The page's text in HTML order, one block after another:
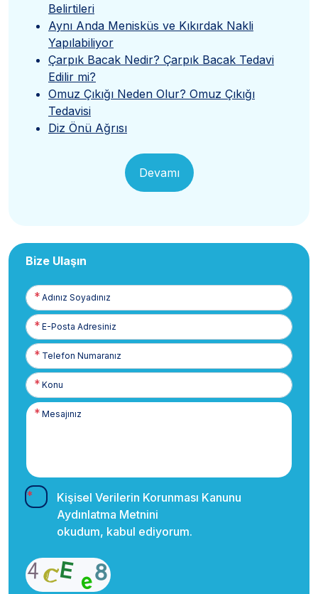
Belirtileri
Aynı Anda Menisküs ve Kıkırdak Nakli
Yapılabiliyor
Çarpık Bacak Nedir? Çarpık Bacak Tedavi
Edilir mi?
Omuz Çıkığı Neden Olur? Omuz Çıkığı
Tedavisi
Diz Önü Ağrısı
Devamı
Bize Ulaşın
Adınız
Soyadınız
E-
Posta
Telefon
Numaranız
Kişisel Verilerin Korunması Kanunu
Aydınlatma Metnini
okudum, kabul ediyorum.